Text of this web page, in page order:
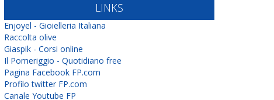
LINKS
Enjoyel - Gioielleria Italiana
Raccolta olive
Giaspik - Corsi online
Il Pomeriggio - Quotidiano free
Pagina Facebook FP.com
Profilo twitter FP.com
Canale Youtube FP